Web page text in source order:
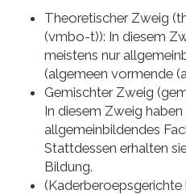
Theoretischer Zweig
(vmbo-t)): In diesem
meistens nur
(algemeen vormende
Gemischter Zweig
In diesem Zweig haben
allgemeinbildendes
Stattdessen erhalten
Bildung.